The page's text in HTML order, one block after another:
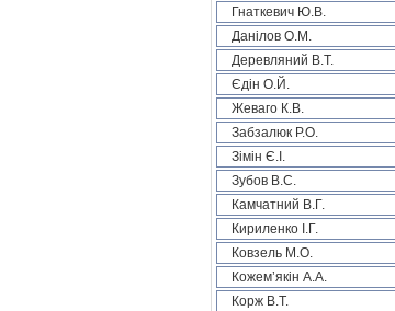
Гнаткевич Ю.В.
Данілов О.М.
Деревляний В.Т.
Єдін О.Й.
Жеваго К.В.
Забзалюк Р.О.
Зімін Є.І.
Зубов В.С.
Камчатний В.Г.
Кириленко І.Г.
Ковзель М.О.
Кожем’якін А.А.
Корж В.Т.